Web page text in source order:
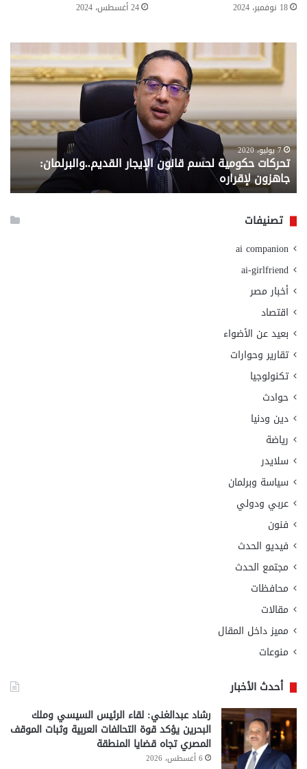
18 نوفمبر، 2024 24 أغسطس، 2024
تحركات
حكومية
لحسم
قانون
القديم..والبرلمان:
جاهزون
لإقراره
7 يوليو، 2020
تحركات حكومية لحسم قانون الإيجار القديم..والبرلمان:
جاهزون لإقراره
..
من
تصنيفات
ai companion
ai-girlfriend
أخبار مصر
اقتصاد
بعيد عن الأضواء
تقارير وحوارات
تكنولوجيا
حوادث
دين ودنيا
رياضة
سلايدر
سياسة وبرلمان
عربي ودولي
فنون
فيديو الحدث
مجتمع الحدث
محافظات
مقالات
مميز داخل المقال
منوعات
أحدث الأخبار
رشاد عبدالغني: لقاء الرئيس السيسي وملك
البحرين يؤكد قوة التحالفات العربية وثبات الموقف
المصري تجاه قضايا المنطقة
6 أغسطس، 2026